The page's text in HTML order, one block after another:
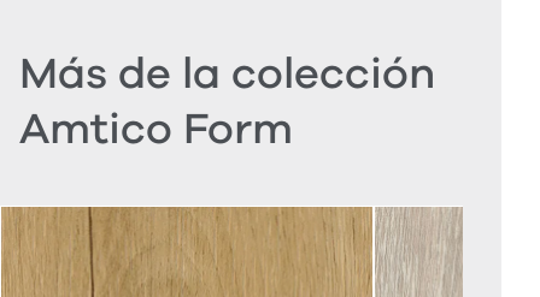
Más de la colección
Amtico Form